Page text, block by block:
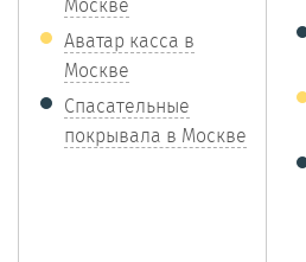
Москве
Аватар касса в
Москве
Спасательные
покрывала в Москве